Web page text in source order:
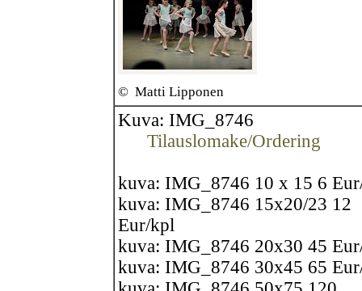
© Matti Lipponen
Kuva: IMG_8746
Tilauslomake/Ordering
kuva: IMG_8746 10 x 15 6
kuva: IMG_8746 15x20/23 12
Eur/kpl
kuva: IMG_8746 20x30 45
kuva: IMG_8746 30x45 65